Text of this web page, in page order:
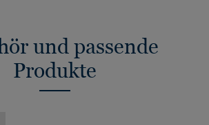
und passende
Produkte